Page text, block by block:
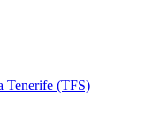
Tenerife (TFS)